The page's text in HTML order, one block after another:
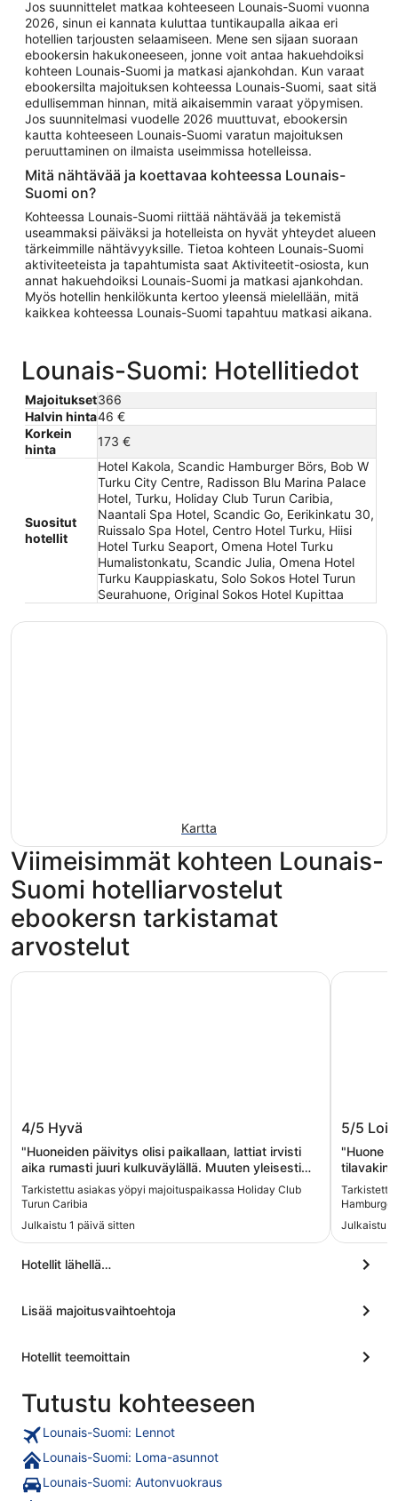
Jos suunnittelet matkaa kohteeseen Lounais-Suomi vuonna
2026, sinun ei kannata kuluttaa tuntikaupalla aikaa eri
hotellien tarjousten selaamiseen. Mene sen sijaan suoraan
ebookersin hakukoneeseen, jonne voit antaa hakuehdoiksi
kohteen Lounais-Suomi ja matkasi ajankohdan. Kun varaat
ebookersilta majoituksen kohteessa Lounais-Suomi, saat sitä
edullisemman hinnan, mitä aikaisemmin varaat yöpymisen.
Jos suunnitelmasi vuodelle 2026 muuttuvat, ebookersin
kautta kohteeseen Lounais-Suomi varatun majoituksen
peruuttaminen on ilmaista useimmissa hotelleissa.
Mitä nähtävää ja koettavaa kohteessa Lounais-
Suomi on?
Kohteessa Lounais-Suomi riittää nähtävää ja tekemistä
useammaksi päiväksi ja hotelleista on hyvät yhteydet alueen
tärkeimmille nähtävyyksille. Tietoa kohteen Lounais-Suomi
aktiviteeteista ja tapahtumista saat Aktiviteetit-osiosta, kun
annat hakuehdoiksi Lounais-Suomi ja matkasi ajankohdan.
Myös hotellin henkilökunta kertoo yleensä mielellään, mitä
kaikkea kohteessa Lounais-Suomi tapahtuu matkasi aikana.
Lounais-Suomi: Hotellitiedot
Majoitukset366
Halvin hinta46 €
Korkein
hinta
173 €
Suositut
hotellit
Hotel Kakola, Scandic Hamburger Börs, Bob W
Turku City Centre, Radisson Blu Marina Palace
Hotel, Turku, Holiday Club Turun Caribia,
Naantali Spa Hotel, Scandic Go, Eerikinkatu 30,
Ruissalo Spa Hotel, Centro Hotel Turku, Hiisi
Hotel Turku Seaport, Omena Hotel Turku
Humalistonkatu, Scandic Julia, Omena Hotel
Turku Kauppiaskatu, Solo Sokos Hotel Turun
Seurahuone, Original Sokos Hotel Kupittaa
Kartta
Viimeisimmät kohteen Lounais-
Suomi hotelliarvostelut
ebookersn tarkistamat
arvostelut
4/5 Hyvä
"Huoneiden päivitys olisi paikallaan, lattiat irvisti
aika rumasti juuri kulkuväylällä. Muuten yleisesti
toimi juuri siihen tarkoitukseen miksi huone
varattiin. Vastaanotosta erittäin hyvää palvelua!"
Tarkistettu asiakas yöpyi majoituspaikassa Holiday Club
Turun Caribia
Julkaistu 1 päivä sitten
Holiday Club Turun Caribia
5/5
"Huone
tilavakin!
olikin
mieleen
jonkun
oli
Tarkistettu
Julkaistu
Scandic
Hotellit lähellä…
Lisää majoitusvaihtoehtoja
Hotellit teemoittain
Tutustu kohteeseen
Lounais-Suomi: Lennot
Lounais-Suomi: Loma-asunnot
Lounais-Suomi: Autonvuokraus